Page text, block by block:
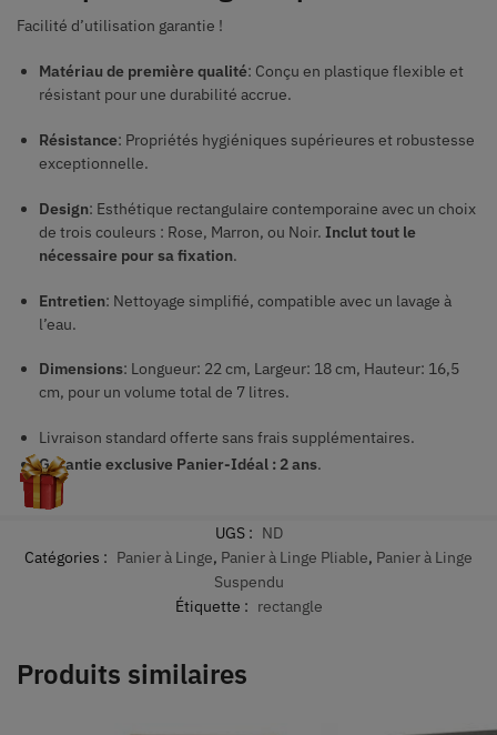
Facilité d’utilisation garantie !
Matériau de première qualité: Conçu en plastique flexible et
résistant pour une durabilité accrue.
Résistance: Propriétés hygiéniques supérieures et robustesse
exceptionnelle.
Design: Esthétique rectangulaire contemporaine avec un choix
de trois couleurs : Rose, Marron, ou Noir. Inclut tout le
nécessaire pour sa fixation.
Entretien: Nettoyage simplifié, compatible avec un lavage à
l’eau.
Dimensions: Longueur: 22 cm, Largeur: 18 cm, Hauteur: 16,5
cm, pour un volume total de 7 litres.
Livraison standard offerte sans frais supplémentaires.
Garantie exclusive Panier-Idéal : 2 ans.
UGS : ND
Catégories : Panier à Linge, Panier à Linge Pliable, Panier à Linge
Suspendu
Étiquette : rectangle
Produits similaires